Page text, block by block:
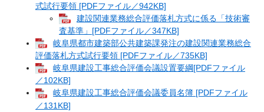
式試行要領 [PDFファイル／942KB]
建設関連業務総合評価落札方式に係る「技術審
査基準」[PDFファイル／347KB]
岐阜県都市建築部公共建築課発注の建設関連業務総合
評価落札方式試行要領 [PDFファイル／735KB]
岐阜県建設工事総合評価会議設置要綱[PDFファイル
／102KB]
岐阜県建設工事総合評価会議委員名簿 [PDFファイル
／131KB]